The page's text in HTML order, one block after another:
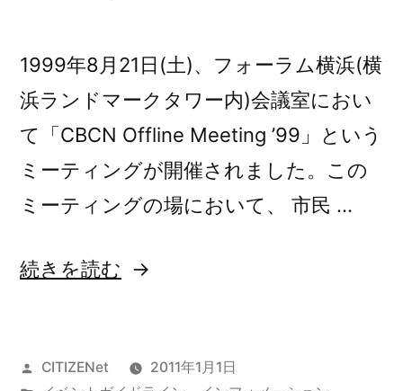
1999年8月21日(土)、フォーラム横浜(横
浜ランドマークタワー内)会議室におい
て「CBCN Offline Meeting ’99」という
ミーティングが開催されました。この
ミーティングの場において、 市民 …
“2000
降
続きを読む
投
CITIZENet
2011年1月1日